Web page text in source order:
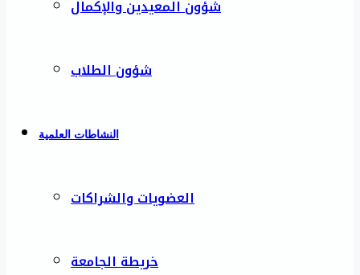
شؤون المعيدين والإكمال
شؤون الطلاب
النشاطات العلمية
العضويات والشراكات
خريطة الجامعة